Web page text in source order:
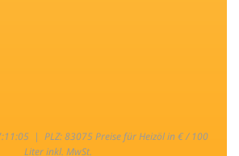
| PLZ: 83075 Preise für Heizöl in € / 100
Liter inkl. MwSt.